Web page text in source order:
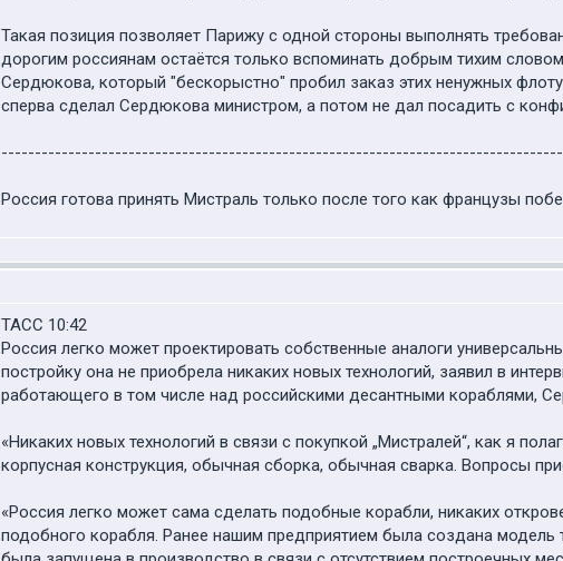
Такая позиция позволяет Парижу с одной стороны выполнять
дорогим россиянам остаётся только вспоминать добрым тихим
Сердюкова, который "бескорыстно" пробил заказ этих ненужных
сперва сделал Сердюкова министром, а потом не дал посадить с
Россия готова принять Мистраль только после того как французы
ТАСС 10:42
Россия легко может проектировать собственные аналоги
постройку она не приобрела никаких новых технологий, заявил в
работающего в том числе над российскими десантными кораблями,
«Никаких новых технологий в связи с покупкой „Мистралей“, как я
корпусная конструкция, обычная сборка, обычная сварка. Вопросы
«Россия легко может сама сделать подобные корабли, никаких
подобного корабля. Ранее нашим предприятием была создана